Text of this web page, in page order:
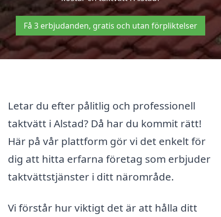
Få 3 erbjudanden, gratis och utan förpliktelser
Letar du efter pålitlig och professionell
taktvätt i Alstad? Då har du kommit rätt!
Här på vår plattform gör vi det enkelt för
dig att hitta erfarna företag som erbjuder
taktvättstjänster i ditt närområde.
Vi förstår hur viktigt det är att hålla ditt